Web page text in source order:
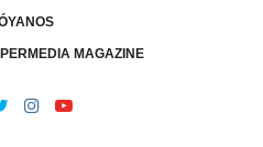
MAGAZINE